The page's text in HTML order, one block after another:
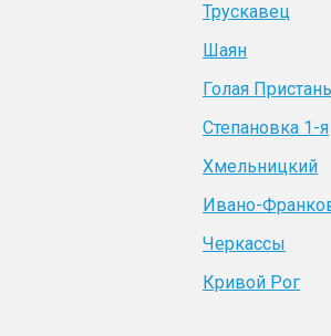
Трускавец
Шаян
Голая Пристань
Степановка 1-я
Хмельницкий
Ивано-
Черкассы
Кривой Рог